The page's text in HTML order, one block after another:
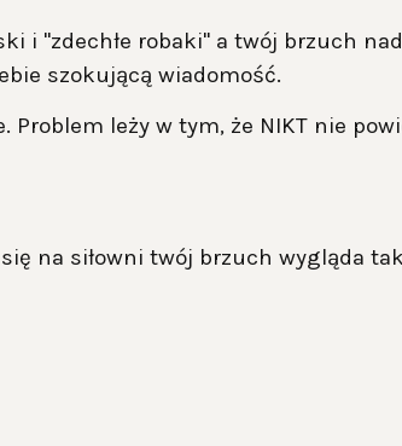
i "zdechłe robaki" a twój brzuch
szokującą wiadomość.
Problem leży w tym, że NIKT nie
na siłowni twój brzuch wygląda